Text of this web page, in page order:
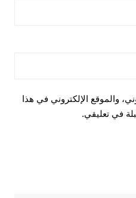
والموقع الإلكتروني في هذا
في تعليقي.